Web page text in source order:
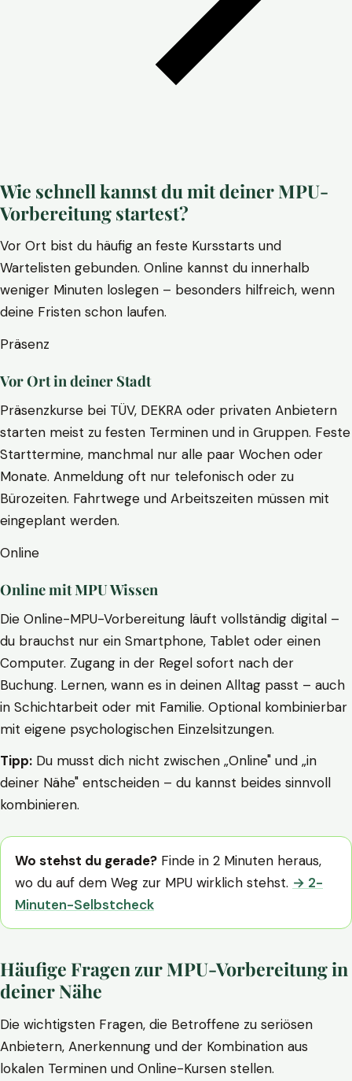
Wie schnell kannst du mit deiner MPU-
Vorbereitung startest?
Vor Ort bist du häufig an feste Kursstarts und
Wartelisten gebunden. Online kannst du innerhalb
weniger Minuten loslegen – besonders hilfreich, wenn
deine Fristen schon laufen.
Präsenz
Vor Ort in deiner Stadt
Präsenzkurse bei TÜV, DEKRA oder privaten Anbietern
starten meist zu festen Terminen und in Gruppen. Feste
Starttermine, manchmal nur alle paar Wochen oder
Monate. Anmeldung oft nur telefonisch oder zu
Bürozeiten. Fahrtwege und Arbeitszeiten müssen mit
eingeplant werden.
Online
Online mit MPU Wissen
Die Online-MPU-Vorbereitung läuft vollständig digital –
du brauchst nur ein Smartphone, Tablet oder einen
Computer. Zugang in der Regel sofort nach der
Buchung. Lernen, wann es in deinen Alltag passt – auch
in Schichtarbeit oder mit Familie. Optional kombinierbar
mit eigene psychologischen Einzelsitzungen.
Tipp: Du musst dich nicht zwischen „Online" und „in
deiner Nähe" entscheiden – du kannst beides sinnvoll
kombinieren.
Wo stehst du gerade? Finde in 2 Minuten heraus,
wo du auf dem Weg zur MPU wirklich stehst. → 2-
Minuten-Selbstcheck
Häufige Fragen zur MPU-Vorbereitung in
deiner Nähe
Die wichtigsten Fragen, die Betroffene zu seriösen
Anbietern, Anerkennung und der Kombination aus
lokalen Terminen und Online-Kursen stellen.